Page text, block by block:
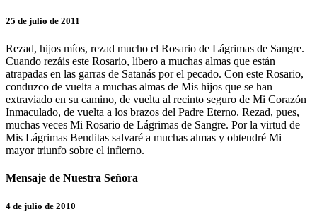
25 de julio de 2011
Rezad, hijos míos, rezad mucho el Rosario de Lágrimas de Sangre.
Cuando rezáis este Rosario, libero a muchas almas que están
atrapadas en las garras de Satanás por el pecado. Con este Rosario,
conduzco de vuelta a muchas almas de Mis hijos que se han
extraviado en su camino, de vuelta al recinto seguro de Mi Corazón
Inmaculado, de vuelta a los brazos del Padre Eterno. Rezad, pues,
muchas veces Mi Rosario de Lágrimas de Sangre. Por la virtud de
Mis Lágrimas Benditas salvaré a muchas almas y obtendré Mi
mayor triunfo sobre el infierno.
Mensaje de Nuestra Señora
4 de julio de 2010